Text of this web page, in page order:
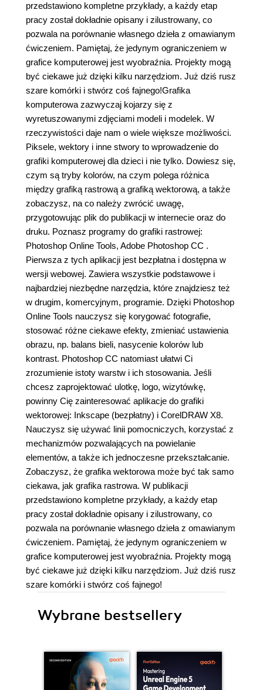
przedstawiono kompletne przykłady, a każdy etap
pracy został dokładnie opisany i zilustrowany, co
pozwala na porównanie własnego dzieła z omawianym
ćwiczeniem. Pamiętaj, że jedynym ograniczeniem w
grafice komputerowej jest wyobraźnia. Projekty mogą
być ciekawe już dzięki kilku narzędziom. Już dziś rusz
szare komórki i stwórz coś fajnego!Grafika
komputerowa zazwyczaj kojarzy się z
wyretuszowanymi zdjęciami modeli i modelek. W
rzeczywistości daje nam o wiele większe możliwości.
Piksele, wektory i inne stwory to wprowadzenie do
grafiki komputerowej dla dzieci i nie tylko. Dowiesz się,
czym są tryby kolorów, na czym polega różnica
między grafiką rastrową a grafiką wektorową, a także
zobaczysz, na co należy zwrócić uwagę,
przygotowując plik do publikacji w internecie oraz do
druku. Poznasz programy do grafiki rastrowej:
Photoshop Online Tools, Adobe Photoshop CC .
Pierwsza z tych aplikacji jest bezpłatna i dostępna w
wersji webowej. Zawiera wszystkie podstawowe i
najbardziej niezbędne narzędzia, które znajdziesz też
w drugim, komercyjnym, programie. Dzięki Photoshop
Online Tools nauczysz się korygować fotografie,
stosować różne ciekawe efekty, zmieniać ustawienia
obrazu, np. balans bieli, nasycenie kolorów lub
kontrast. Photoshop CC natomiast ułatwi Ci
zrozumienie istoty warstw i ich stosowania. Jeśli
chcesz zaprojektować ulotkę, logo, wizytówkę,
powinny Cię zainteresować aplikacje do grafiki
wektorowej: Inkscape (bezpłatny) i CorelDRAW X8.
Nauczysz się używać linii pomocniczych, korzystać z
mechanizmów pozwalających na powielanie
elementów, a także ich jednoczesne przekształcanie.
Zobaczysz, że grafika wektorowa może być tak samo
ciekawa, jak grafika rastrowa. W publikacji
przedstawiono kompletne przykłady, a każdy etap
pracy został dokładnie opisany i zilustrowany, co
pozwala na porównanie własnego dzieła z omawianym
ćwiczeniem. Pamiętaj, że jedynym ograniczeniem w
grafice komputerowej jest wyobraźnia. Projekty mogą
być ciekawe już dzięki kilku narzędziom. Już dziś rusz
szare komórki i stwórz coś fajnego!
Wybrane bestsellery